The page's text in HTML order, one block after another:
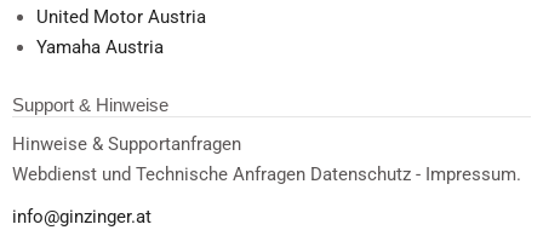
United Motor Austria
Yamaha Austria
Support & Hinweise
Hinweise & Supportanfragen
Webdienst und Technische Anfragen Datenschutz - Impressum.
info@ginzinger.at